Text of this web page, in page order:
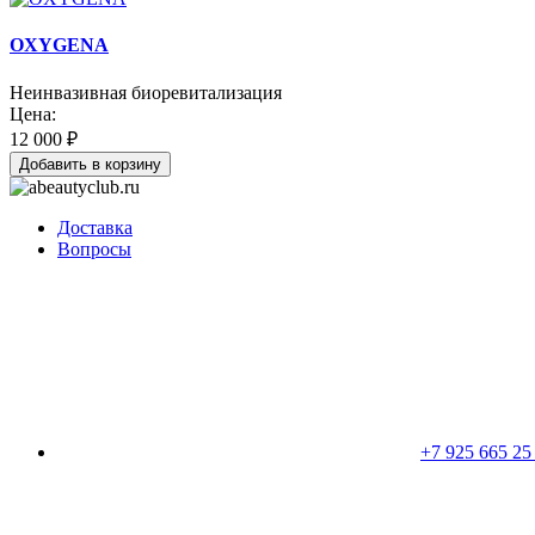
OXYGENA
Неинвазивная биоревитализация
Цена:
12 000 ₽
Добавить в корзину
Доставка
Вопросы
+7 925 665 25